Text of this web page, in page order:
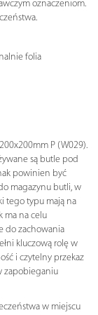
oznaczeniom.
folia
P (W029).
są butle pod
powinien być
magazynu butli, w
tego typu mają na
ma na celu
do zachowania
kluczową rolę w
i czytelny przekaz
zapobieganiu
w miejscu